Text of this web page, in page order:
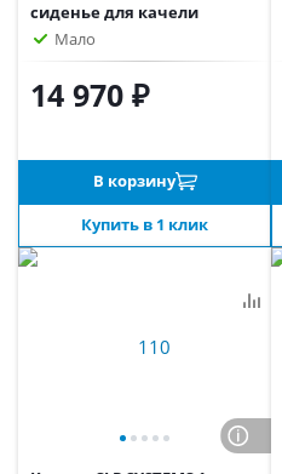
сиденье для качели
"лодочка" красное
Мало
14 970 ₽
В корзину
Купить в 1 клик